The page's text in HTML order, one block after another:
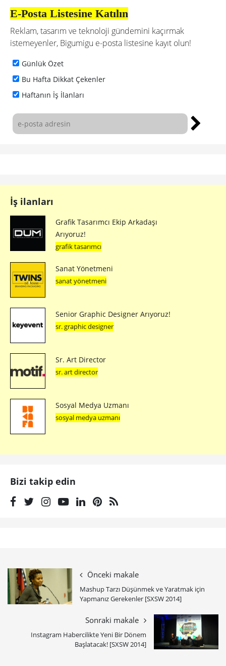
E-Posta Listesine Katılın
Reklam, tasarım ve teknoloji gündemini kaçırmak
istemeyenler, Bigumigu e-posta listesine kayıt olun!
Günlük Özet
Bu Hafta Dikkat Çekenler
Haftanın İş İlanları
İş ilanları
Grafik Tasarımcı Ekip Arkadaşı
Arıyoruz!
grafik tasarımcı
Sanat Yönetmeni
sanat yönetmeni
Senior Graphic Designer Arıyoruz!
sr. graphic designer
Sr. Art Director
sr. art director
Sosyal Medya Uzmanı
sosyal medya uzmanı
Bizi takip edin
Önceki makale
Mashup Tarzı Düşünmek ve Yaratmak için
Yapmanız Gerekenler [SXSW 2014]
Sonraki makale
Instagram Habercilikte Yeni Bir Dönem
Başlatacak! [SXSW 2014]